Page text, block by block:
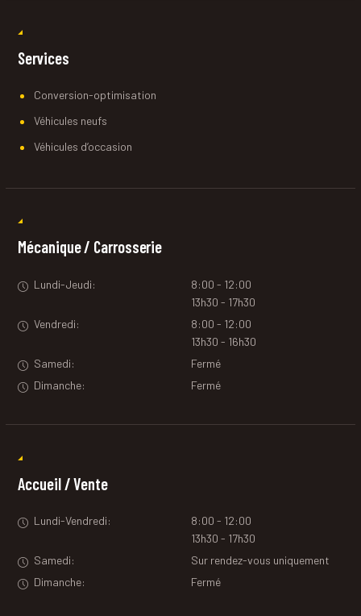
Services
Conversion-optimisation
Véhicules neufs
Véhicules d’occasion
Mécanique / Carrosserie
Lundi-Jeudi:
8:00 - 12:00
13h30 - 17h30
Vendredi:
8:00 - 12:00
13h30 - 16h30
Samedi:
Fermé
Dimanche:
Fermé
Accueil / Vente
Lundi-Vendredi:
8:00 - 12:00
13h30 - 17h30
Samedi:
Sur rendez-vous uniquement
Dimanche:
Fermé